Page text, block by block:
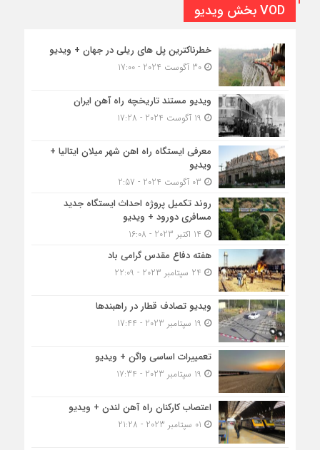
VOD بخش ویدیو
خطرناکترین پل های ریلی در جهان + ویدیو
30 آگوست 2024 - 17:00
ویدیو مستند تاریخچه راه آهن ایران
معرفی ایستگاه راه اهن شهر میلان ایتالیا +
ویدیو
روند تکمیل پروژه احداث ایستگاه جدید
مسافری دورود + ویدیو
هفته دفاع مقدس گرامی باد
ویدیو تصادف قطار در راهبندها
تعمییرات اساسی واگن + ویدیو
اعتصاب کارکنان راه آهن لندن + ویدیو